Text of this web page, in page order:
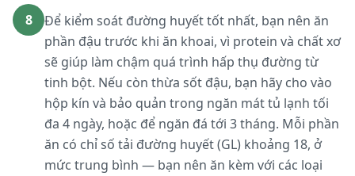
8
Để kiểm soát đường huyết tốt nhất, bạn nên ăn
phần đậu trước khi ăn khoai, vì protein và chất xơ
sẽ giúp làm chậm quá trình hấp thụ đường từ
tinh bột. Nếu còn thừa sốt đậu, bạn hãy cho vào
hộp kín và bảo quản trong ngăn mát tủ lạnh tối
đa 4 ngày, hoặc để ngăn đá tới 3 tháng. Mỗi phần
ăn có chỉ số tải đường huyết (GL) khoảng 18, ở
mức trung bình — bạn nên ăn kèm với các loại